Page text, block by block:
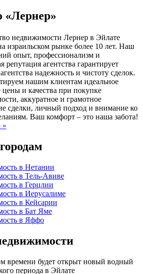
«Лернер»
недвижимости Лернер в Эйлате
израильском рынке более 10 лет. Наш
опыт, профессионализм и
репутация агентства гарантирует
надежность и чистоту сделок.
нашим клиентам идеальное
цены и качества при покупке
аккуратное и грамотное
сделки, личный подход и внимание ко
Ваш комфорт – это наша забота!
»
в Нетании
в Тель-Авиве
в Герцлии
в Иерусалиме
в Кейсарии
в Бат Яме
в Яффо